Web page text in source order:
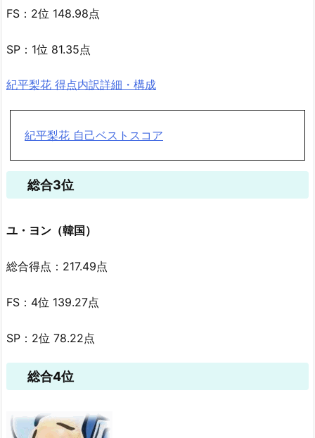
FS：2位 148.98点
SP：1位 81.35点
紀平梨花 得点内訳詳細・構成
紀平梨花 自己ベストスコア
総合3位
ユ・ヨン（韓国）
総合得点：217.49点
FS：4位 139.27点
SP：2位 78.22点
総合4位